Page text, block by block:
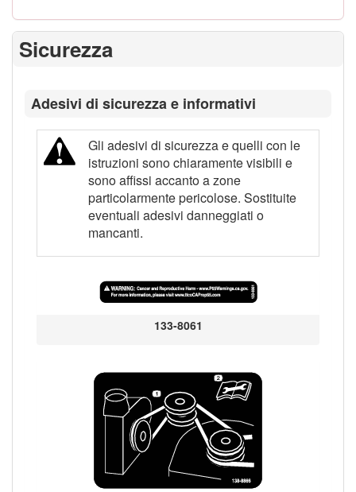
Sicurezza
Adesivi di sicurezza e informativi
Gli adesivi di sicurezza e quelli con le
istruzioni sono chiaramente visibili e
sono affissi accanto a zone
particolarmente pericolose. Sostituite
eventuali adesivi danneggiati o
mancanti.
133-8061